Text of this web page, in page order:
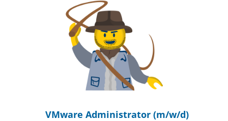
VMware Administrator (m/w/d)